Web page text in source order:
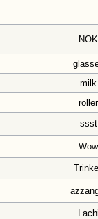
NOK
milk
roller
ssst
Wow
Lachi